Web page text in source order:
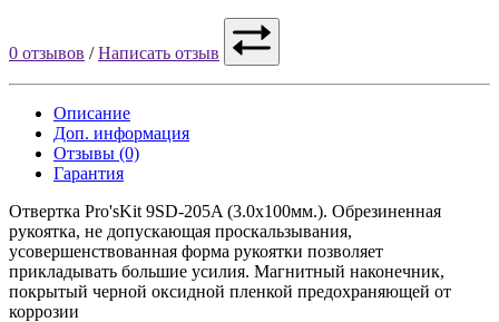
0 отзывов /Написать отзыв
Описание
Доп. информация
Отзывы (0)
Гарантия
Отвертка Pro'sKit 9SD-205A (3.0x100мм.). Обрезиненная
рукоятка, не допускающая проскальзывания,
усовершенствованная форма рукоятки позволяет
прикладывать большие усилия. Магнитный наконечник,
покрытый черной оксидной пленкой предохраняющей от
коррозии